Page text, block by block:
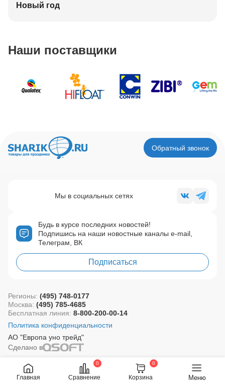
Главная Сравнение
0
Корзина
0
Меню
Новый год
Наши поставщики
Обратный звонок
Будь в курсе последних новостей!
Подпишись на наши новостные каналы e-mail,
Телеграм, ВК
Подписаться
Мы в социальных сетях
АО "Европа уно трейд"
Регионы: (495) 748-0177
Москва: (495) 785-4685
Бесплатная линия: 8-800-200-00-14
Политика конфиденциальности
Сделано в